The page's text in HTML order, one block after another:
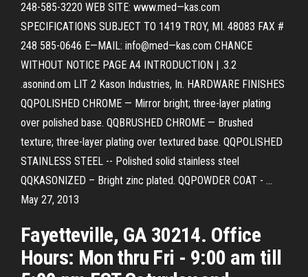
248-585-3220 WEB SITE: www.med—kas.com
SPECIFICATIONS SUBJECT TO 1419 TROY, MI. 48083 FAX #
248 585-0646 E—MAIL: info@med—kas.com CHANCE
WITHOUT NOTICE PAGE A4 INTRODUCTION | .3.2
.asonind.om LIT 2 Kason Industries, In. HARDWARE FINISHES
QQPOLISHED CHROME — Mirror bright; three-layer plating
over polished base. QQBRUSHED CHROME — Brushed
texture; three-layer plating over textured base. QQPOLISHED
STAINLESS STEEL -- Polished solid stainless steel
QQKASONIZED – Bright zinc plated. QQPOWDER COAT - …
May 27, 2013
Fayetteville, GA 30214. Office
Hours: Mon thru Fri - 9:00 am till